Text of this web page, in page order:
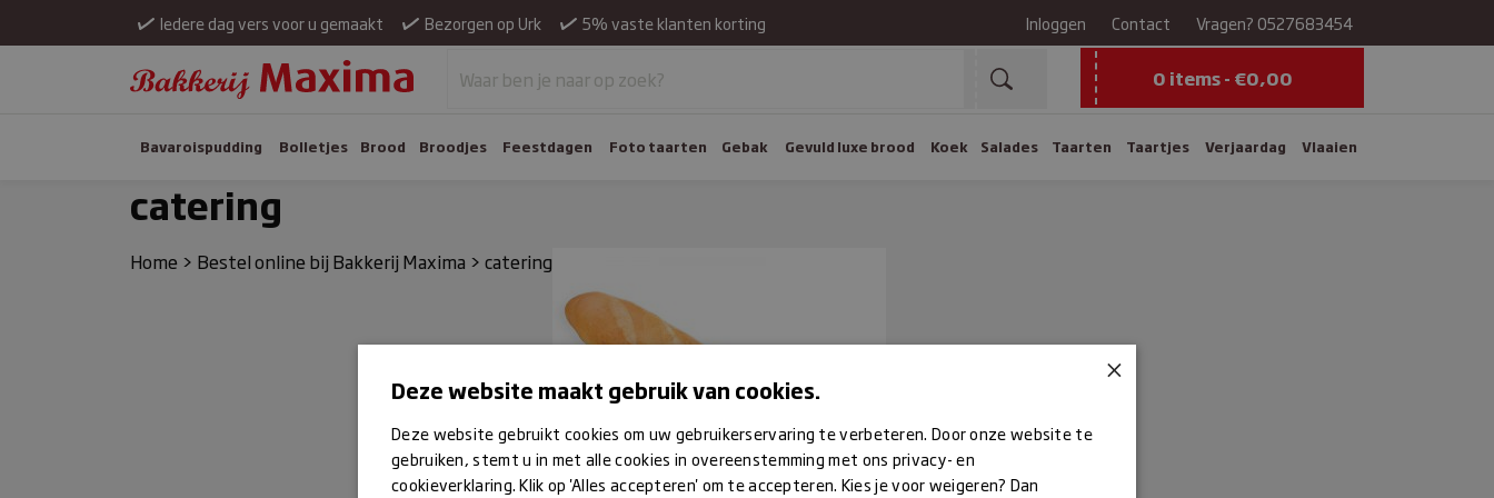
Iedere dag vers voor u gemaakt Bezorgen op Urk 5% vaste klanten korting Inloggen Contact Vragen? 0527683454
0 items - €0,00
Bavaroispudding Bolletjes Brood Broodjes Feestdagen Foto taarten Gebak Gevuld luxe brood Koek Salades Taarten Taartjes Verjaardag Vlaaien
catering
Home > Bestel online bij Bakkerij Maxima > catering
×
Deze website maakt gebruik van cookies.
Deze website gebruikt cookies om uw gebruikerservaring te verbeteren. Door onze website te
gebruiken, stemt u in met alle cookies in overeenstemming met ons privacy- en
cookieverklaring. Klik op 'Alles accepteren' om te accepteren. Kies je voor weigeren? Dan